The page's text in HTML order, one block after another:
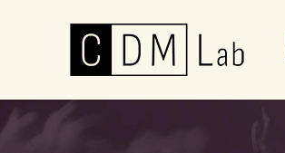
περιεχόμενο